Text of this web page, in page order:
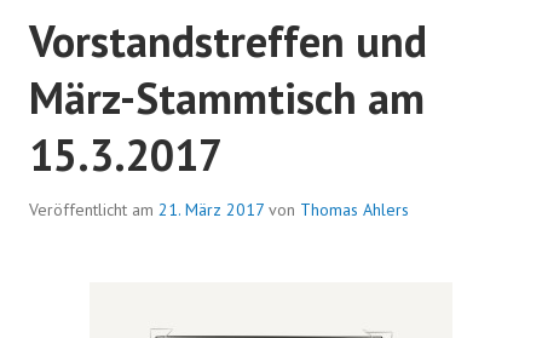
Vorstandstreffen und
März-Stammtisch am
15.3.2017
Veröffentlicht am 21. März 2017 von Thomas Ahlers